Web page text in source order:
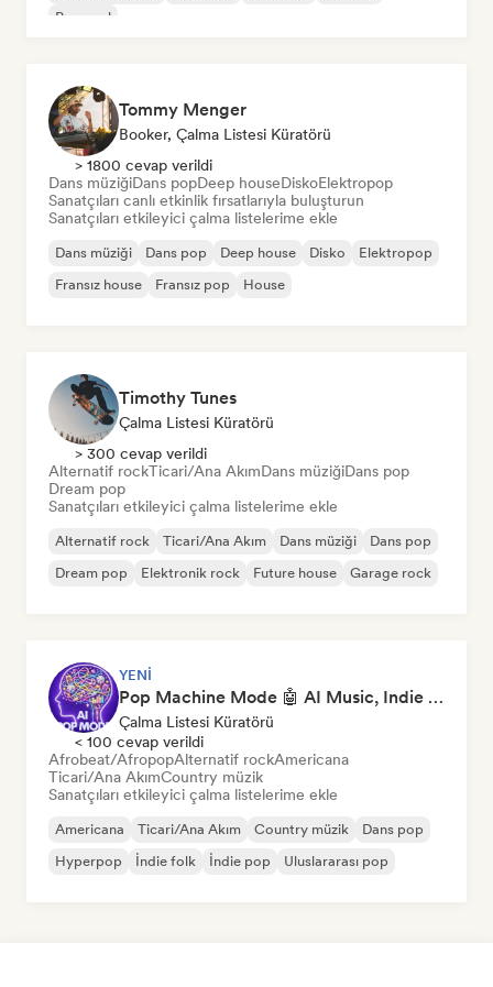
Pop soul
Tommy Menger
Booker, Çalma Listesi Küratörü
> 1800 cevap verildi
Dans müziğiDans popDeep houseDiskoElektropop
Sanatçıları canlı etkinlik fırsatlarıyla buluşturun
Sanatçıları etkileyici çalma listelerime ekle
Dans müziği Dans pop Deep house Disko
Elektropop
Fransız house
Fransız pop House
Timothy Tunes
Çalma Listesi Küratörü
> 300 cevap verildi
Alternatif rockTicari/Ana AkımDans müziğiDans pop
Dream pop
Sanatçıları etkileyici çalma listelerime ekle
Alternatif rock Ticari/Ana Akım Dans müziği
Dans pop
Dream pop
Elektronik rock Future house Garage rock
YENI
Pop Machine Mode 🤖 AI Music, Indie Pop & Dream Pop
Çalma Listesi Küratörü
< 100 cevap verildi
Afrobeat/AfropopAlternatif rockAmericana
Ticari/Ana AkımCountry müzik
Sanatçıları etkileyici çalma listelerime ekle
Americana Ticari/Ana Akım Country müzik
Dans pop
Hyperpop
İndie folk İndie pop Uluslararası pop